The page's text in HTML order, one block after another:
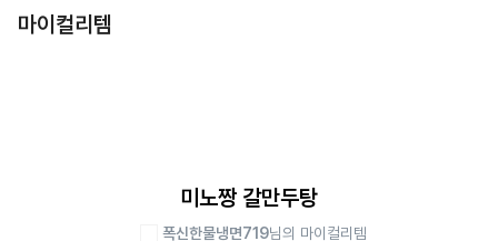
마이컬리템
미노짱 갈만두탕
폭신한물냉면719님의 마이컬리템